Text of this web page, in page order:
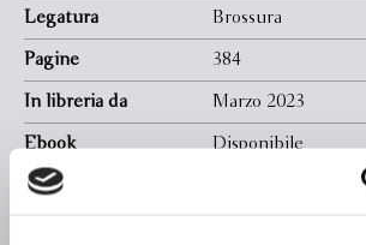
dell’autore, che ha ispirato scrittori e
Legatura Brossura
Pagine 384
In libreria da Marzo 2023
Ebook Disponibile
Isbn